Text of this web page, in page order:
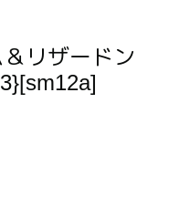
＆リザードン